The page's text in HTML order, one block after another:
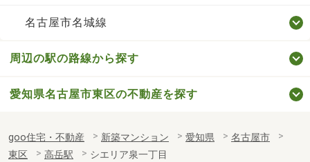
名古屋市名城線
周辺の駅の路線から探す
愛知県名古屋市東区の不動産を探す
goo住宅・不動産 新築マンション 愛知県
名古屋市
東区
高岳駅 シエリア泉一丁目